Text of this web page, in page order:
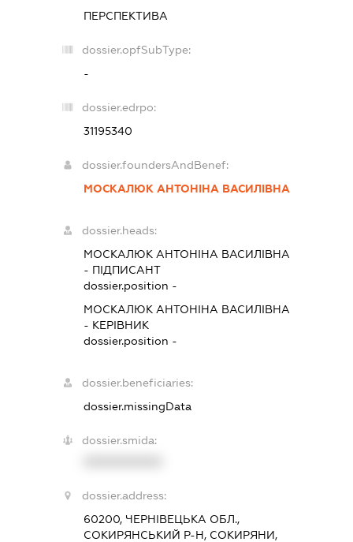
ПЕРСПЕКТИВА
dossier.opfSubType:
-
dossier.edrpo:
31195340
dossier.foundersAndBenef:
МОСКАЛЮК АНТОНІНА ВАСИЛІВНА
dossier.heads:
МОСКАЛЮК АНТОНІНА ВАСИЛІВНА
- ПІДПИСАНТ
dossier.position -
МОСКАЛЮК АНТОНІНА ВАСИЛІВНА
- КЕРІВНИК
dossier.position -
dossier.beneficiaries:
dossier.missingData
dossier.smida:
dossier.address:
60200, ЧЕРНІВЕЦЬКА ОБЛ.,
СОКИРЯНСЬКИЙ Р-Н, СОКИРЯНИ,